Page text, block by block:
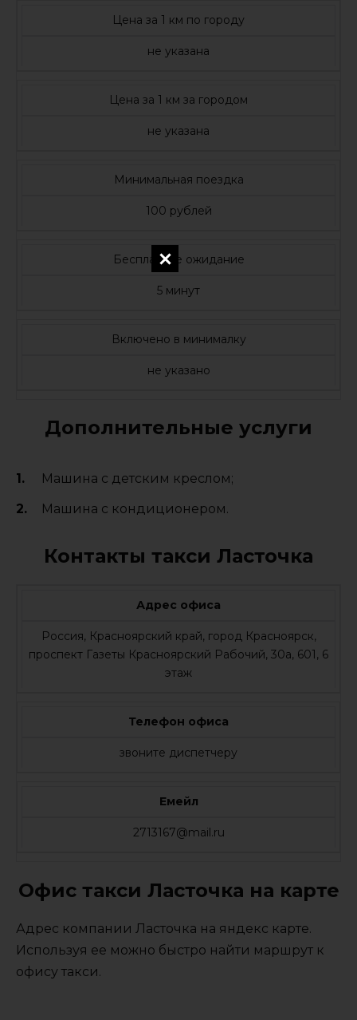
Цена за 1 км по городу
не указана
Цена за 1 км за городом
не указана
Минимальная поездка
100 рублей
Бесплатное ожидание
5 минут
Включено в минималку
не указано
Дополнительные услуги
Машина с детским креслом;
Машина с кондиционером.
Контакты такси Ласточка
Адрес офиса
Россия, Красноярский край, город Красноярск,
проспект Газеты Красноярский Рабочий, 30а, 601, 6
этаж
Телефон офиса
звоните диспетчеру
Емейл
2713167@mail.ru
Офис такси Ласточка на карте
Адрес компании Ласточка на яндекс карте.
Используя ее можно быстро найти маршрут к
офису такси.